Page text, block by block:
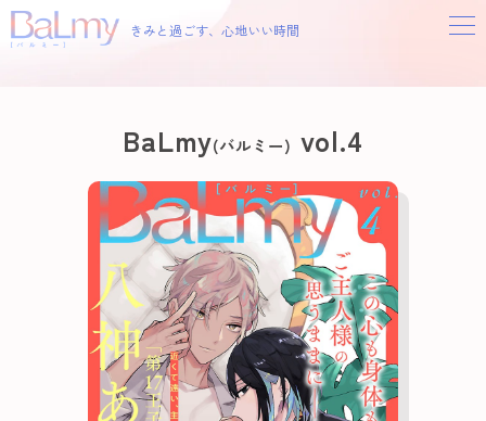
きみと過ごす、心地いい時間
BaLmy(バルミー) vol.4